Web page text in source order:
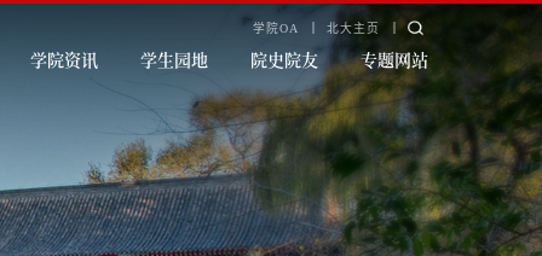
学院OA 北大主页
学院资讯 学生园地 院史院友 专题网站